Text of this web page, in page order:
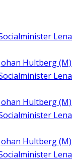
Lena
Hultberg (M)
Lena
Hultberg (M)
Lena
Hultberg (M)
Lena